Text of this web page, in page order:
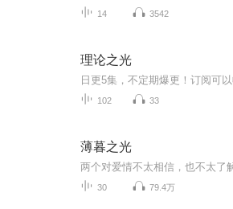
14 3542
理论之光
102 33
薄暮之光
30 79.4万